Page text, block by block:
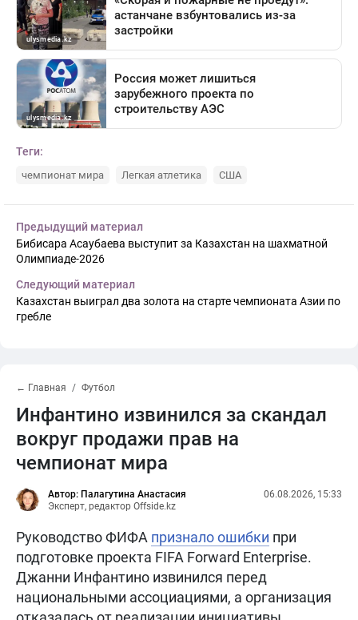
Теги:
чемпионат мира Легкая атлетика США
Предыдущий материал
Бибисара Асаубаева выступит за Казахстан на шахматной
Олимпиаде-2026
Следующий материал
Казахстан выиграл два золота на старте чемпионата Азии по
гребле
← Главная Футбол
Инфантино извинился за скандал
вокруг продажи прав на
чемпионат мира
Автор: Палагутина Анастасия
Эксперт, редактор Offside.kz
06.08.2026, 15:33
Руководство ФИФА признало ошибки при
подготовке проекта FIFA Forward Enterprise.
Джанни Инфантино извинился перед
национальными ассоциациями, а организация